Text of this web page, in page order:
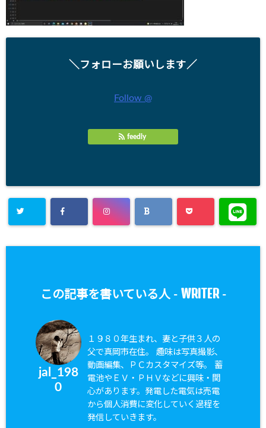
＼フォローお願いします／
Follow @
feedly
この記事を書いている人 - WRITER-
jal_198
0
１９８０年生まれ、妻と子供３人の
父で真岡市在住。 趣味は写真撮影、
動画編集、ＰＣカスタマイズ等。 蓄
電池やＥＶ・ＰＨＶなどに興味・関
心があります。発電した電気は売電
から個人消費に変化していく過程を
発信していきます。